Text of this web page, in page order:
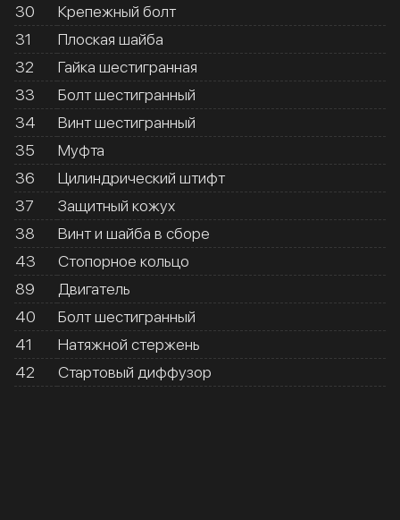
30
Крепежный болт
31
Плоская шайба
32
Гайка шестигранная
33
Болт шестигранный
34
Винт шестигранный
35
Муфта
36
Цилиндрический штифт
37
Защитный кожух
38
Винт и шайба в сборе
43
Стопорное кольцо
89
Двигатель
40
Болт шестигранный
41
Натяжной стержень
42
Стартовый диффузор